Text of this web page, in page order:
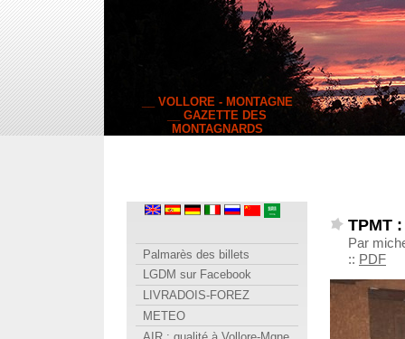
__ VOLLORE - MONTAGNE
__ GAZETTE DES
MONTAGNARDS
TPMT
Par
:: PDF
Palmarès des billets
LGDM sur Facebook
LIVRADOIS-FOREZ
METEO